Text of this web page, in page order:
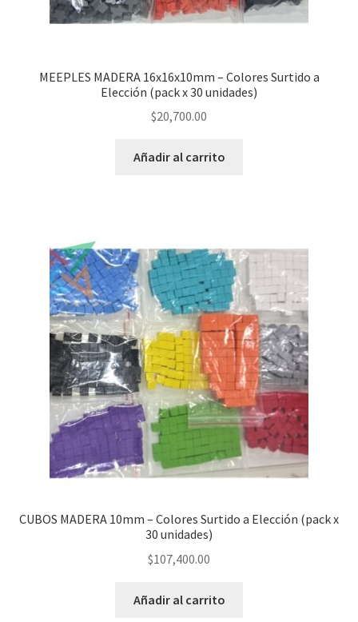
MEEPLES MADERA 16x16x10mm – Colores Surtido a
Elección (pack x 30 unidades)
$20,700.00
Añadir al carrito
CUBOS MADERA 10mm – Colores Surtido a Elección (pack x
30 unidades)
$107,400.00
Añadir al carrito